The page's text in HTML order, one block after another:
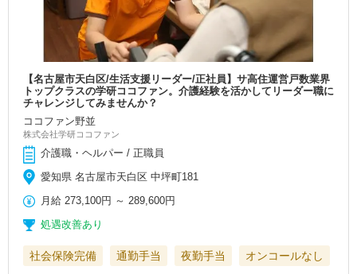
【名古屋市天白区/生活支援リーダー/正社員】サ高住運営戸数業界
トップクラスの学研ココファン。介護経験を活かしてリーダー職に
チャレンジしてみませんか？
ココファン野並
株式会社学研ココファン
介護職・ヘルパー / 正職員
愛知県 名古屋市天白区 中坪町181
月給 273,100円 ～289,600円
処遇改善あり
社会保険完備 通勤手当 夜勤手当 オンコールなし